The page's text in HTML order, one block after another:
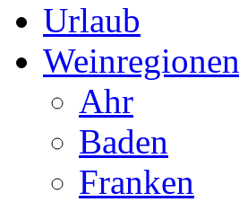
Urlaub
Weinregionen
Ahr
Baden
Franken